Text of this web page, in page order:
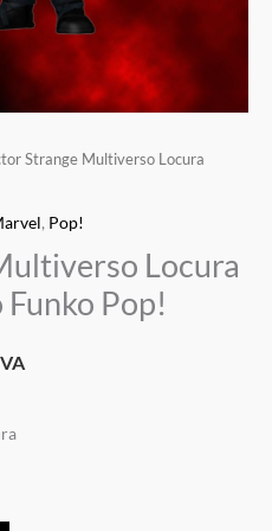
Strange Multiverso Locura
, Pop!
Locura
Pop!